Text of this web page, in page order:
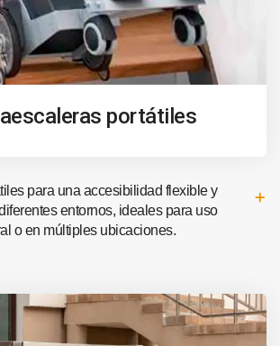
portátiles
para una accesibilidad flexible y
entornos, ideales para uso
o en múltiples ubicaciones.